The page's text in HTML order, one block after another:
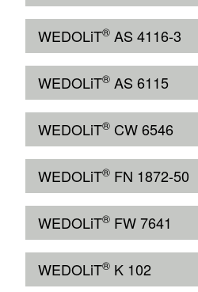
WEDOLiT® AS 4116-3
WEDOLiT® AS 6115
WEDOLiT® CW 6546
WEDOLiT® FN 1872-50
WEDOLiT® FW 7641
WEDOLiT® K 102